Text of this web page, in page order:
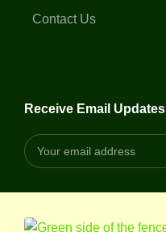
Contact Us
Receive Email Updates